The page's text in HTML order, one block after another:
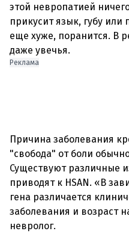
этой невропатией
прикусит язык, губу
еще хуже, поранится. В
даже увечья.
Реклама
Причина заболевания
"свобода" от боли
Существуют различные
приводят к HSAN. «В
гена различается
заболевания и возраст
невролог.